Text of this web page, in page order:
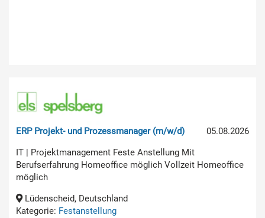
05.08.2026
ERP Projekt- und Prozessmanager (m/w/d)
IT | Projektmanagement Feste Anstellung Mit
Berufserfahrung Homeoffice möglich Vollzeit Homeoffice
möglich
Lüdenscheid, Deutschland
Kategorie: Festanstellung